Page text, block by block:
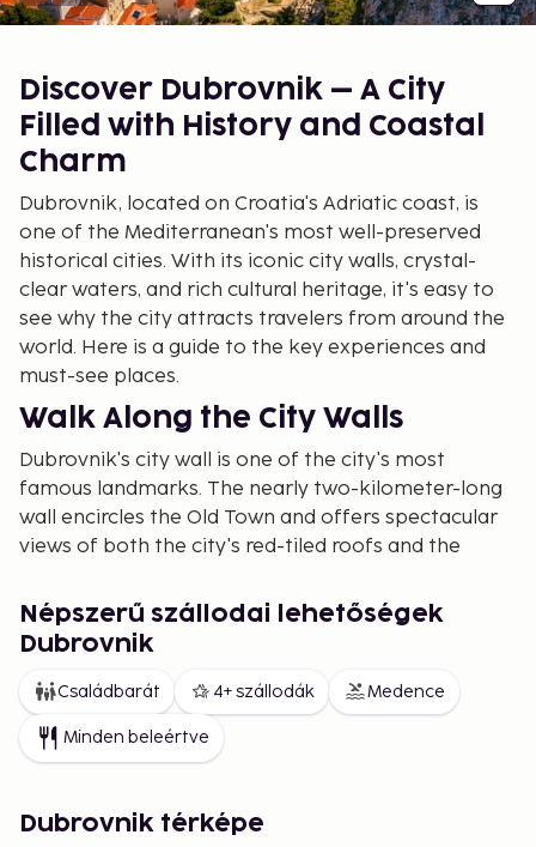
Discover Dubrovnik – A City
Filled with History and Coastal
Charm
Dubrovnik, located on Croatia's Adriatic coast, is
one of the Mediterranean's most well-preserved
historical cities. With its iconic city walls, crystal-
clear waters, and rich cultural heritage, it's easy to
see why the city attracts travelers from around the
world. Here is a guide to the key experiences and
must-see places.
Walk Along the City Walls
Dubrovnik's city wall is one of the city's most
famous landmarks. The nearly two-kilometer-long
wall encircles the Old Town and offers spectacular
views of both the city's red-tiled roofs and the
UNESCO World Heritage site. Take your time to
walk the entire length and explore the watchtowers
Old Town – A Living Museum
Dubrovnik's Old Town, or Stari Grad as it's known
street, Stradun, is the city's main artery, lined with
Népszerű szállodai lehetőségek
Dubrovnik
Családbarát 4+ szállodák Medence
Minden beleértve
Dubrovnik térképe